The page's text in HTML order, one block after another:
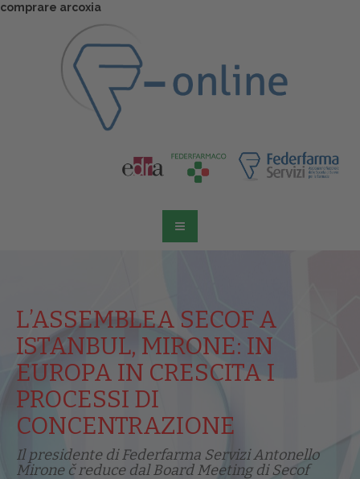
comprare arcoxia
L’ASSEMBLEA SECOF A
ISTANBUL, MIRONE: IN
EUROPA IN CRESCITA I
PROCESSI DI
CONCENTRAZIONE
Il presidente di Federfarma Servizi Antonello
Mirone č reduce dal Board Meeting di Secof